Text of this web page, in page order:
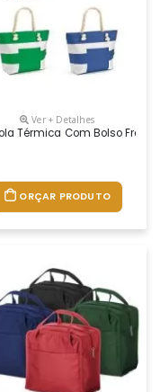
Ver + Detalhes
Térmica Com Bolso
ORÇAR PRODUTO